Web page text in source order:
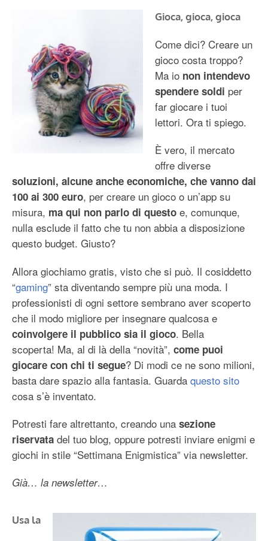
Gioca, gioca, gioca
Come dici? Creare un
gioco costa troppo?
Ma io non intendevo
spendere soldi per
far giocare i tuoi
lettori. Ora ti spiego.
È vero, il mercato
offre diverse
soluzioni, alcune anche economiche, che vanno dai
100 ai 300 euro, per creare un gioco o un’app su
misura, ma qui non parlo di questo e, comunque,
nulla esclude il fatto che tu non abbia a disposizione
questo budget. Giusto?
Allora giochiamo gratis, visto che si può. Il cosiddetto
“gaming” sta diventando sempre più una moda. I
professionisti di ogni settore sembrano aver scoperto
che il modo migliore per insegnare qualcosa e
coinvolgere il pubblico sia il gioco. Bella
scoperta! Ma, al di là della “novità”, come puoi
giocare con chi ti segue? Di modi ce ne sono milioni,
basta dare spazio alla fantasia. Guarda questo sito
cosa s’è inventato.
Potresti fare altrettanto, creando una sezione
riservata del tuo blog, oppure potresti inviare enigmi e
giochi in stile “Settimana Enigmistica” via newsletter.
Già… la newsletter…
Usa la